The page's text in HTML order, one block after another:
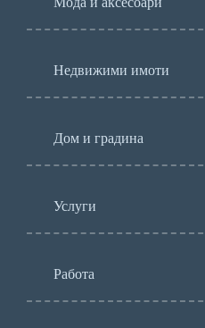
Недвижими имоти
Дом и градина
Услуги
Работа